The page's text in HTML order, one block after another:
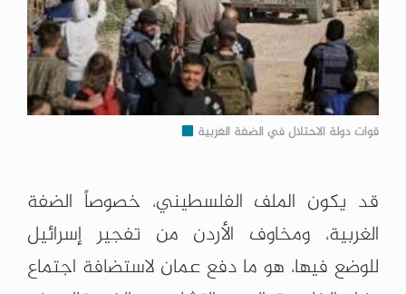
قوات دولة الاحتلال في الضفة الغربية
قد يكون الملف الفلسطيني، خصوصاً الضفة
الغربية، ومخاوف الأردن من تفجير إسرائيل
للوضع فيها، هو ما دفع عمان لاستضافة اجتماع